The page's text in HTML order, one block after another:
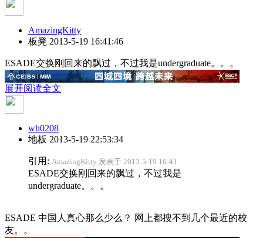
AmazingKitty
板凳 2013-5-19 16:41:46
ESADE交换刚回来的飘过，不过我是undergraduate。。。
展开阅读全文
wh0208
地板 2013-5-19 22:53:34
引用: AmazingKitty 发表于 2013-5-19 16:41
ESADE交换刚回来的飘过，不过我是
undergraduate。。。
ESADE 中国人真心那么少么？ 网上都搜不到几个最近的校
友。。